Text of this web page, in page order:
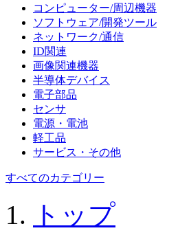
コンピューター/周辺機器
ソフトウェア/開発ツール
ネットワーク/通信
ID関連
画像関連機器
半導体デバイス
電子部品
センサ
電源・電池
軽工品
サービス・その他
すべてのカテゴリー
トップ